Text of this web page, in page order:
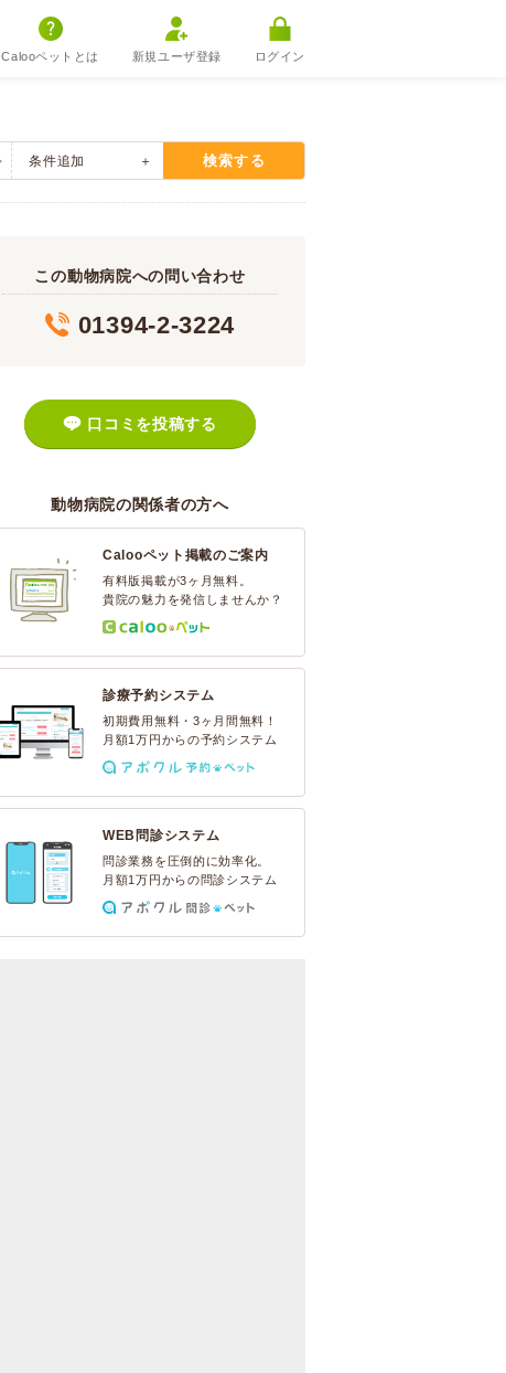
Calooペットとは 新規ユーザ登録 ログイン
条件追加 検索する
この動物病院への問い合わせ
01394-2-3224
口コミを投稿する
動物病院の関係者の方へ
Calooペット掲載のご案内
有料版掲載が3ヶ月無料。
貴院の魅力を発信しませんか？
診療予約システム
初期費用無料・3ヶ月間無料！
月額1万円からの予約システム
WEB問診システム
問診業務を圧倒的に効率化。
月額1万円からの問診システム